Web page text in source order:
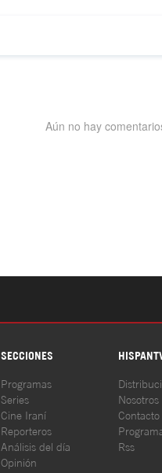
SECCIONES
Programas
Series
Cine Iraní
Reporteros
Análisis del día
Opinión
Nosotros
Contacto
Rss